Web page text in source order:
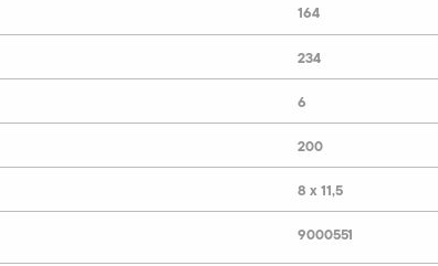
164
234
6
200
8 x 11,5
9000551